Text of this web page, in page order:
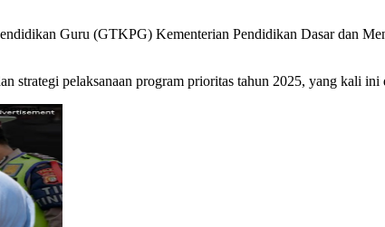
Guru (GTKPG) Kementerian Pendidikan Dasar dan
strategi pelaksanaan program prioritas tahun 2025, yang kali